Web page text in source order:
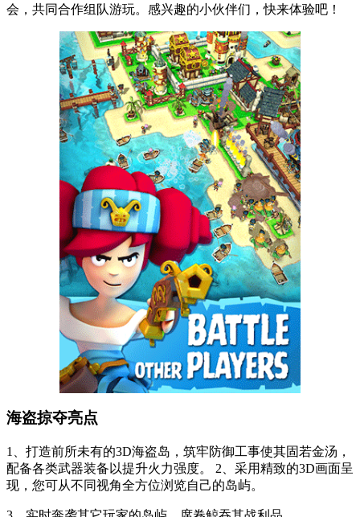
会，共同合作组队游玩。感兴趣的小伙伴们，快来体验吧！
海盗掠夺亮点
1、打造前所未有的3D海盗岛，筑牢防御工事使其固若金汤，
配备各类武器装备以提升火力强度。 2、采用精致的3D画面呈
现，您可从不同视角全方位浏览自己的岛屿。